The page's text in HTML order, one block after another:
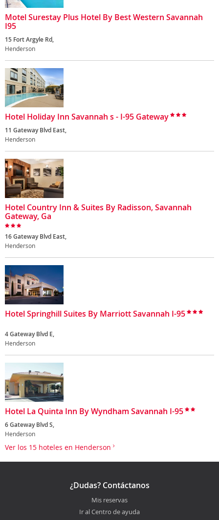
Motel Surestay Plus Hotel By Best Western Savannah
I95
15 Fort Argyle Rd,
Henderson
Hotel Holiday Inn Savannah s - I-95 Gateway
11 Gateway Blvd East,
Henderson
Hotel Country Inn & Suites By Radisson, Savannah
Gateway, Ga
16 Gateway Blvd East,
Henderson
Hotel Springhill Suites By Marriott Savannah I-95
4 Gateway Blvd E,
Henderson
Hotel La Quinta Inn By Wyndham Savannah I-95
6 Gateway Blvd S,
Henderson
Ver los 15 hoteles en Henderson
¿Dudas? Contáctanos
Mis reservas
Ir al Centro de ayuda